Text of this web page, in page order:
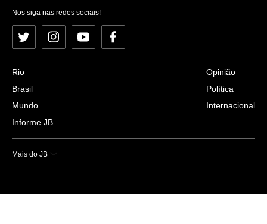
Nos siga nas redes sociais!
Twitter InstagramYouTubeFacebook
Rio
Brasil
Mundo
Informe JB
Opinião
Política
Internacional
Mais do JB
Esportes